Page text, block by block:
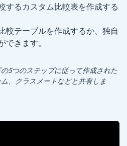
するカスタム比較表を作成する
較テーブルを作成するか、独自
できます。
5つのステップに従って作成された
、クラスメートなどと共有しま